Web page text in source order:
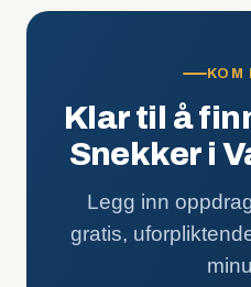
KOM
Klar til å
Snekker i
Legg inn
gratis,